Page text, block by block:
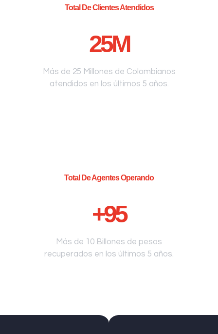
Total De Clientes Atendidos
25M
Más de 25 Millones de Colombianos
atendidos en los últimos 5 años.
Total De Agentes Operando
+95
Más de 10 Billones de pesos
recuperados en los últimos 5 años.